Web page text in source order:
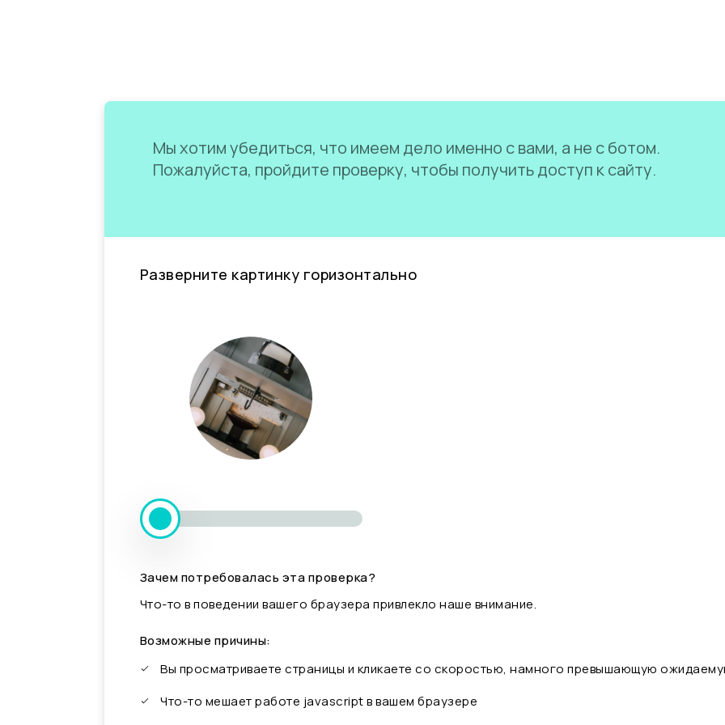
Мы хотим убедиться, что имеем дело именно с вами, а не с ботом.
Пожалуйста, пройдите проверку, чтобы получить доступ к сайту.
Разверните картинку горизонтально
Зачем потребовалась эта проверка?
Что-то в поведении вашего браузера привлекло наше внимание.
Возможные причины:
Вы просматриваете страницы и кликаете со скоростью, намного превышающую
Что-то мешает работе javascript в вашем браузере